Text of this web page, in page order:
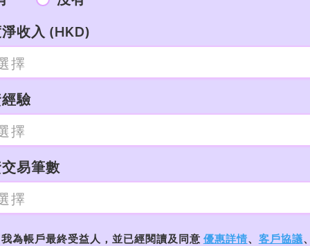
收入 (HKD)
驗
易筆數
我為帳戶最終受益人，並已經閱讀及同意 優惠詳情、 客戶協議